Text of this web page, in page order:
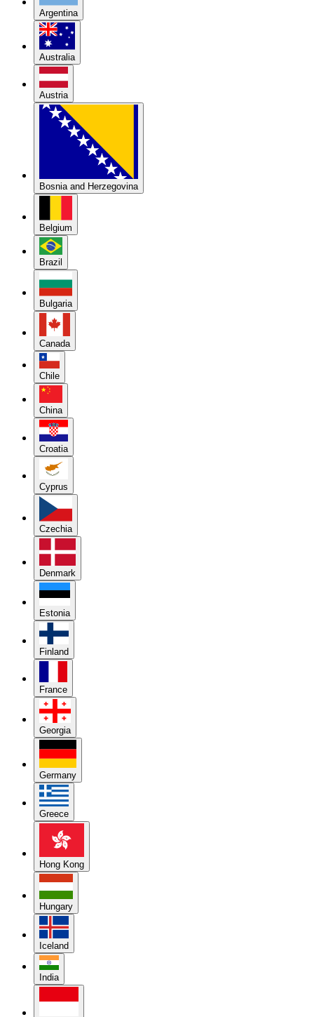
Argentina
Australia
Austria
Bosnia and Herzegovina
Belgium
Brazil
Bulgaria
Canada
Chile
China
Croatia
Cyprus
Czechia
Denmark
Estonia
Finland
France
Georgia
Germany
Greece
Hong Kong
Hungary
Iceland
India